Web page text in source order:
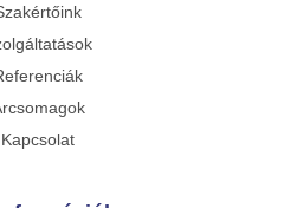
Kapcsolat